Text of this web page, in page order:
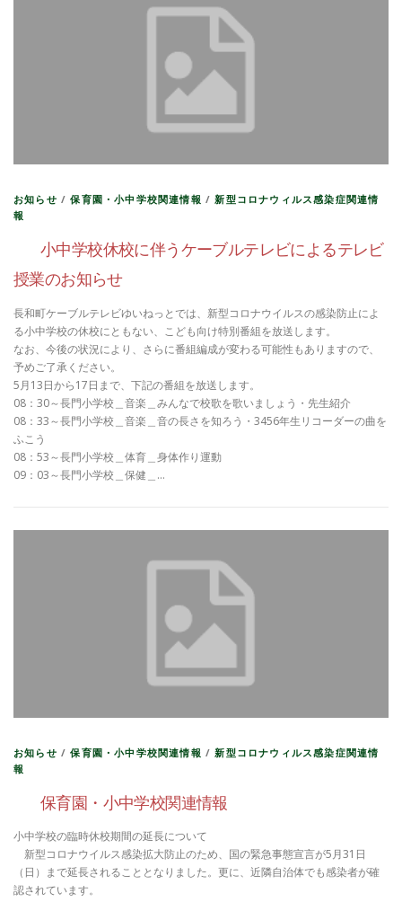
お知らせ /保育園・小中学校関連情報 /新型コロナウィルス感染症関連情
報
小中学校休校に伴うケーブルテレビによるテレビ
授業のお知らせ
長和町ケーブルテレビゆいねっとでは、新型コロナウイルスの感染防止によ
る小中学校の休校にともない、こども向け特別番組を放送します。
なお、今後の状況により、さらに番組編成が変わる可能性もありますので、
予めご了承ください。
5月13日から17日まで、下記の番組を放送します。
08：30～長門小学校＿音楽＿みんなで校歌を歌いましょう・先生紹介
08：33～長門小学校＿音楽＿音の長さを知ろう・3456年生リコーダーの曲を
ふこう
08：53～長門小学校＿体育＿身体作り運動
09：03～長門小学校＿保健＿…
お知らせ /保育園・小中学校関連情報 /新型コロナウィルス感染症関連情
報
保育園・小中学校関連情報
小中学校の臨時休校期間の延長について
新型コロナウイルス感染拡大防止のため、国の緊急事態宣言が5月31日
（日）まで延長されることとなりました。更に、近隣自治体でも感染者が確
認されています。